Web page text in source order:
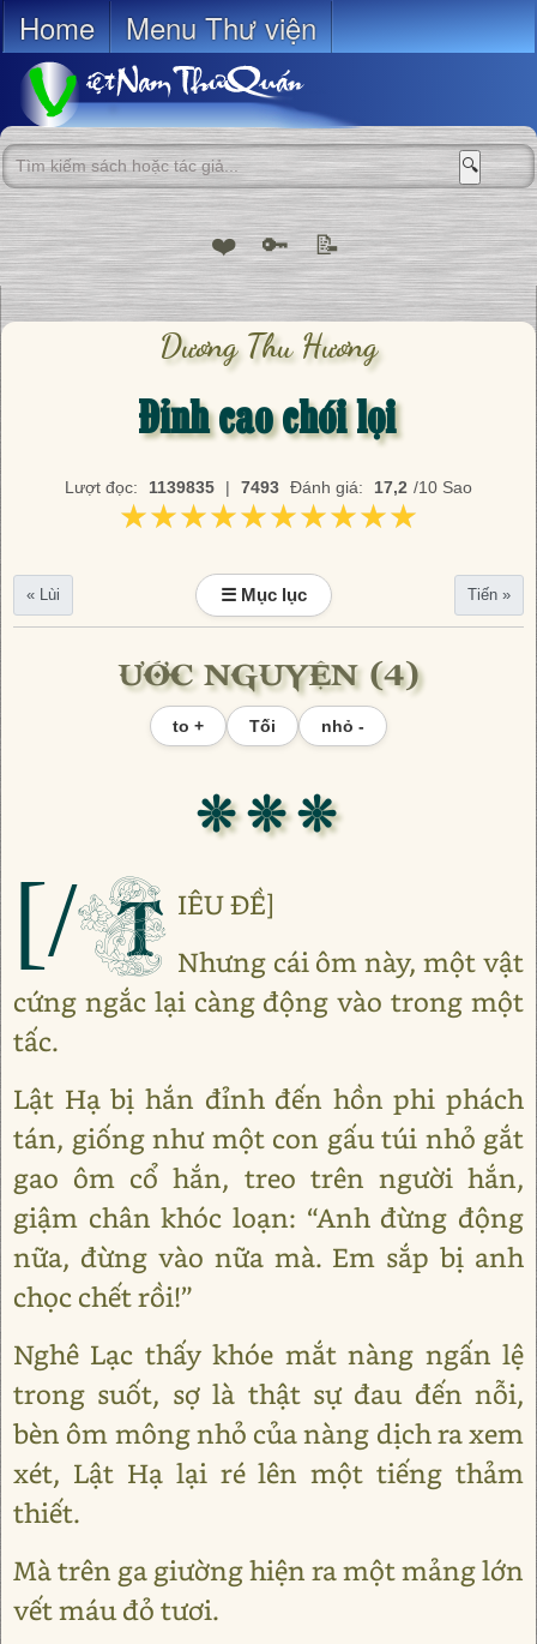
Home Menu Thư viện
🔍
❤️ 🔑 📝
Dương Thu Hương
Đỉnh cao chói lọi
Lượt đọc: 1139835 | 7493 Đánh giá: 17,2 /10 Sao
★★★★★★★★★★
★★★★★★★★★★
« Lùi ☰ Mục lục Tiến »
ƯỚC NGUYỆN (4)
to + Tối nhỏ -
❊ ❊ ❊
[/T IÊU ĐỀ]
Nhưng cái ôm này, một vật
cứng ngắc lại càng động vào trong một
tấc.
Lật Hạ bị hắn đỉnh đến hồn phi phách
tán, giống như một con gấu túi nhỏ gắt
gao ôm cổ hắn, treo trên người hắn,
giậm chân khóc loạn: “Anh đừng động
nữa, đừng vào nữa mà. Em sắp bị anh
chọc chết rồi!”
Nghê Lạc thấy khóe mắt nàng ngấn lệ
trong suốt, sợ là thật sự đau đến nỗi,
bèn ôm mông nhỏ của nàng dịch ra xem
xét, Lật Hạ lại ré lên một tiếng thảm
thiết.
Mà trên ga giường hiện ra một mảng lớn
vết máu đỏ tươi.